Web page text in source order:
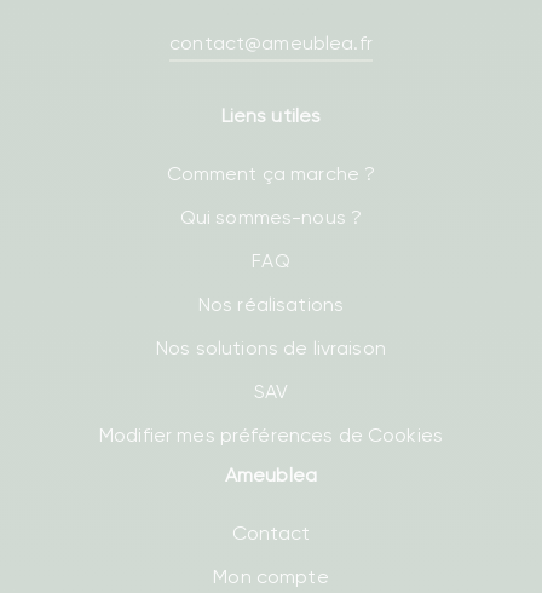
contact@ameublea.fr
Liens utiles
Comment ça marche ?
Qui sommes-nous ?
FAQ
Nos réalisations
Nos solutions de livraison
SAV
Modifier mes préférences de Cookies
Ameublea
Contact
Mon compte